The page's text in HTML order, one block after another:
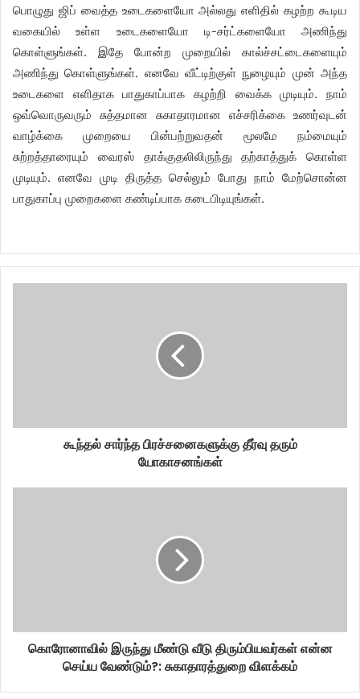
பொழுது ஜிப் வைத்த உடைகளையோ அல்லது எளிதில் கழற்ற கூடிய
வகையில் உள்ள உடைகளையோ டி-சர்ட்களையோ அணிந்து
கொள்ளுங்கள். இதே போன்ற முறையில் கால்ச்சட்டைகளையும்
அணிந்து கொள்ளுங்கள். எனவே வீட்டிற்குள் நுழையும் முன் அந்த
உடைகளை எளிதாக பாதுகாப்பாக கழற்றி வைக்க முடியும். நாம்
ஒவ்வொருவரும் சுத்தமான சுகாதாரமான எச்சரிக்கை உணர்வுடன்
வாழ்க்கை முறையை பின்பற்றுவதன் மூலமே நம்மையும்
சுற்றத்தாரையும் வைரஸ் தாக்குதலிலிருந்து தற்காத்துக் கொள்ள
முடியும். எனவே முடி திருத்த செல்லும் போது நாம் மேற்சொன்ன
பாதுகாப்பு முறைகளை கண்டிப்பாக கடைபிடியுங்கள்.
கூந்தல் சார்ந்த பிரச்சனைகளுக்கு தீர்வு தரும்
யோகாசனங்கள்
கொரோனாவில் இருந்து மீண்டு வீடு திரும்பியவர்கள் என்ன
செய்ய வேண்டும்?: சுகாதாரத்துறை விளக்கம்